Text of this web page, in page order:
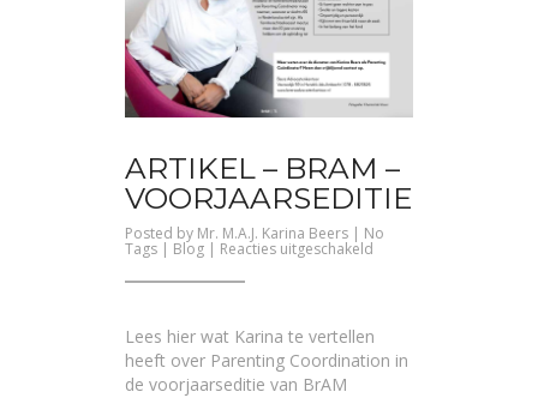
ARTIKEL – BRAM –
VOORJAARSEDITIE
Posted by Mr. M.A.J. Karina Beers | No
Tags | Blog Reacties uitgeschakeld
Lees hier wat Karina te vertellen
heeft over Parenting Coordination in
de voorjaarseditie van BrAM